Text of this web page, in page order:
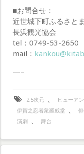
■お問合せ：
近世城下町ふるさと
長浜観光協会
tel：0749-53-2650
mail：
—–
2.5次元 、 ヒューア
伊賀之忍者衆羅威堂 、
演劇 、 舞台